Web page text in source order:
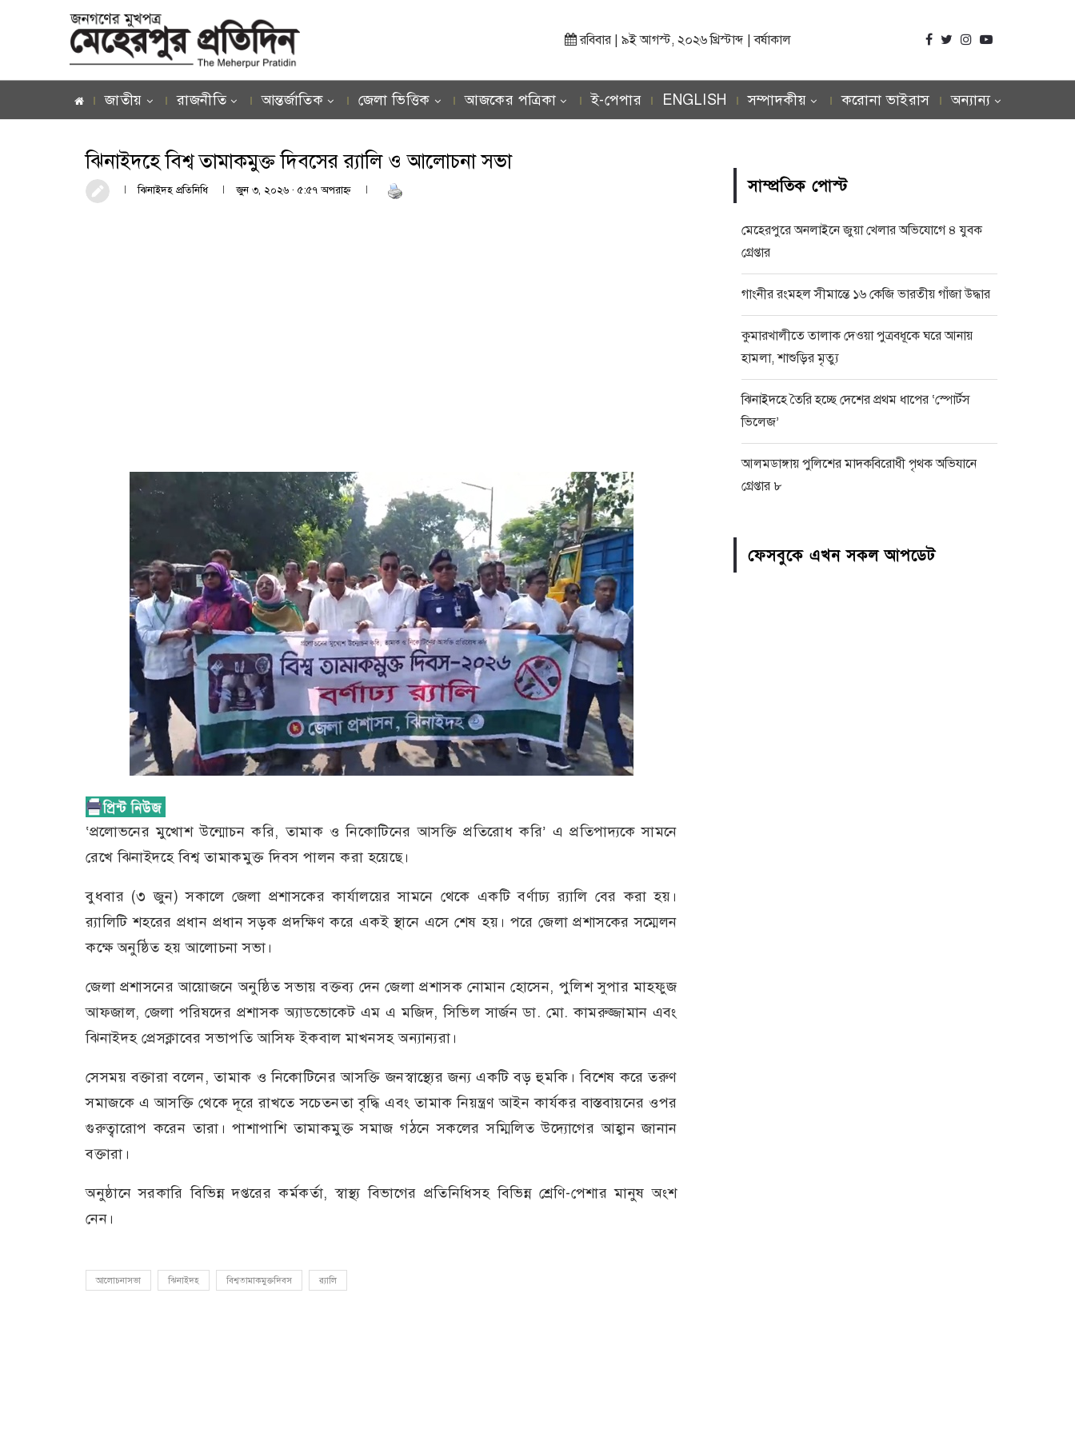
রবিবার | ৯ই আগস্ট, ২০২৬ খ্রিস্টাব্দ | বর্ষাকাল
জাতীয় রাজনীতি আন্তর্জাতিক জেলা ভিত্তিক আজকের পত্রিকা ই-পেপার ENGLISH সম্পাদকীয় করোনা ভাইরাস অন্যান্য
ঝিনাইদহে বিশ্ব তামাকমুক্ত দিবসের র‌্যালি ও আলোচনা সভা
ঝিনাইদহ প্রতিনিধি জুন ৩, ২০২৬ · ৫:৫৭ অপরাহ্ণ
‘প্রলোভনের মুখোশ উন্মোচন করি, তামাক ও নিকোটিনের আসক্তি প্রতিরোধ করি’ এ প্রতিপাদ্যকে সামনে
রেখে ঝিনাইদহে বিশ্ব তামাকমুক্ত দিবস পালন করা হয়েছে।
বুধবার (৩ জুন) সকালে জেলা প্রশাসকের কার্যালয়ের সামনে থেকে একটি বর্ণাঢ্য র‌্যালি বের করা হয়।
র‌্যালিটি শহরের প্রধান প্রধান সড়ক প্রদক্ষিণ করে একই স্থানে এসে শেষ হয়। পরে জেলা প্রশাসকের সম্মেলন
কক্ষে অনুষ্ঠিত হয় আলোচনা সভা।
জেলা প্রশাসনের আয়োজনে অনুষ্ঠিত সভায় বক্তব্য দেন জেলা প্রশাসক নোমান হোসেন, পুলিশ সুপার মাহফুজ
আফজাল, জেলা পরিষদের প্রশাসক অ্যাডভোকেট এম এ মজিদ, সিভিল সার্জন ডা. মো. কামরুজ্জামান এবং
ঝিনাইদহ প্রেসক্লাবের সভাপতি আসিফ ইকবাল মাখনসহ অন্যান্যরা।
সেসময় বক্তারা বলেন, তামাক ও নিকোটিনের আসক্তি জনস্বাস্থ্যের জন্য একটি বড় হুমকি। বিশেষ করে তরুণ
সমাজকে এ আসক্তি থেকে দূরে রাখতে সচেতনতা বৃদ্ধি এবং তামাক নিয়ন্ত্রণ আইন কার্যকর বাস্তবায়নের ওপর
গুরুত্বারোপ করেন তারা। পাশাপাশি তামাকমুক্ত সমাজ গঠনে সকলের সম্মিলিত উদ্যোগের আহ্বান জানান
বক্তারা।
অনুষ্ঠানে সরকারি বিভিন্ন দপ্তরের কর্মকর্তা, স্বাস্থ্য বিভাগের প্রতিনিধিসহ বিভিন্ন শ্রেণি-পেশার মানুষ অংশ
নেন।
আলোচনাসভা ঝিনাইদহ বিশ্বতামাকমুক্তদিবস র‍্যালি
সাম্প্রতিক পোস্ট
মেহেরপুরে অনলাইনে জুয়া খেলার অভিযোগে ৪ যুবক
গ্রেপ্তার
গাংনীর রংমহল সীমান্তে ১৬ কেজি ভারতীয় গাঁজা উদ্ধার
কুমারখালীতে তালাক দেওয়া পুত্রবধূকে ঘরে আনায়
হামলা, শাশুড়ির মৃত্যু
ঝিনাইদহে তৈরি হচ্ছে দেশের প্রথম ধাপের ‘স্পোর্টস
ভিলেজ’
আলমডাঙ্গায় পুলিশের মাদকবিরোধী পৃথক অভিযানে
গ্রেপ্তার ৮
ফেসবুকে এখন সকল আপডেট